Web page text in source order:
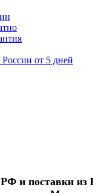
от 5 дней
и поставки из